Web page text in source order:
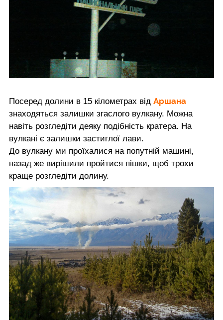
Посеред долини в 15 кілометрах від Аршана
знаходяться залишки згаслого вулкану. Можна
навіть розгледіти деяку подібність кратера. На
вулкані є залишки застиглої лави.
До вулкану ми проїхалися на попутній машині,
назад же вирішили пройтися пішки, щоб трохи
краще розгледіти долину.